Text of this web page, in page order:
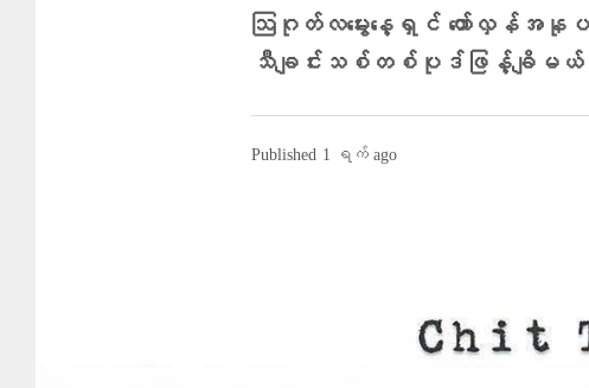
ဩဂုတ်လမွေးနေ့ရှင် တော်လှန်အနုပ
သီချင်းသစ်တစ်ပုဒ်ဖြန့်ချိမယ်လို့
Published 1 ရက် ago